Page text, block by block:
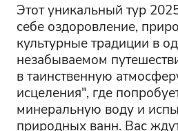
Этот уникальный тур
себе оздоровление,
культурные традиции в
незабываемом
в таинственную
исцеления", где
минеральную воду и
природных ванн. Вас